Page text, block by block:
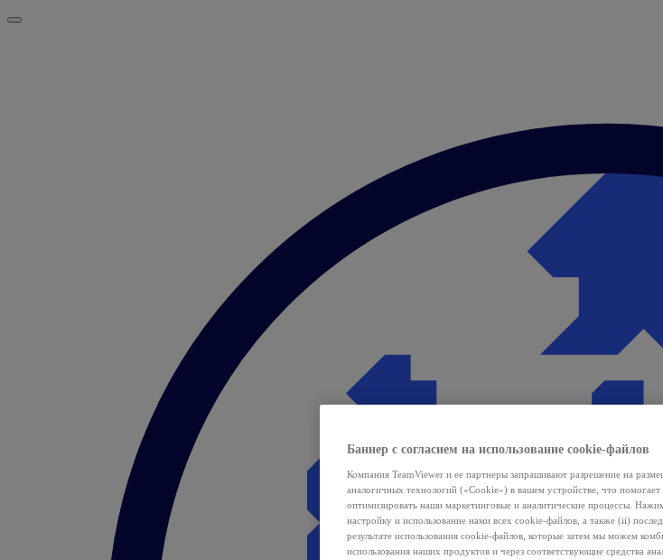
Баннер с согласием на использование cookie-файлов
Компания TeamViewer и ее партнеры запрашивают разрешение на
аналогичных технологий («Cookie») в вашем устройстве, что
оптимизировать наши маркетинговые и аналитические процессы.
настройку и использование нами всех cookie-файлов, а также (ii)
результате использования cookie-файлов, которые затем мы можем
использования наших продуктов и через соответствующие средства